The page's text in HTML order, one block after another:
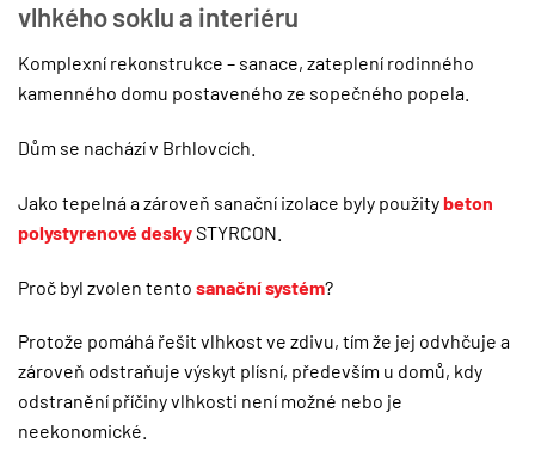
vlhkého soklu a interiéru
Komplexní rekonstrukce – sanace, zateplení rodinného
kamenného domu postaveného ze sopečného popela.
Dům se nachází v Brhlovcích.
Jako tepelná a zároveň sanační izolace byly použitybeton
polystyrenové deskySTYRCON.
Proč byl zvolen tento sanační systém?
Protože pomáhá řešit vlhkost ve zdivu, tím že jej odvhčuje a
zároveň odstraňuje výskyt plísní, především u domů, kdy
odstranění příčiny vlhkosti není možné nebo je
neekonomické.